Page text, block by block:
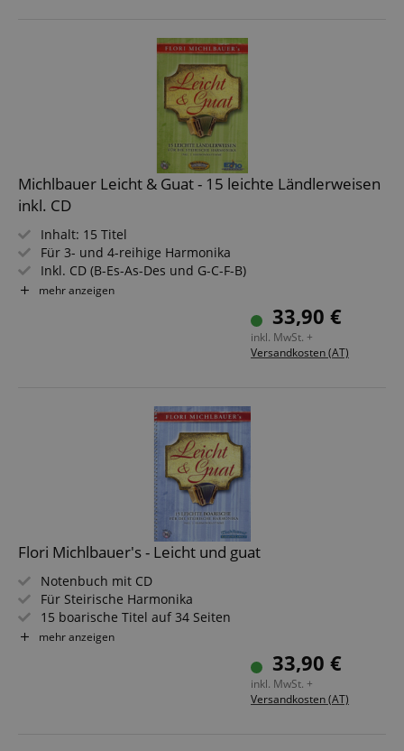
Michlbauer Leicht & Guat - 15 leichte Ländlerweisen
inkl. CD
Inhalt: 15 Titel
Für 3- und 4-reihige Harmonika
Inkl. CD (B-Es-As-Des und G-C-F-B)
Inkl. Zusatzstimme für 2. Harmonikaspieler
mehr anzeigen
33,90 €
inkl. MwSt. +
Versandkosten (AT)
Flori Michlbauer's - Leicht und guat
Notenbuch mit CD
Für Steirische Harmonika
15 boarische Titel auf 34 Seiten
Schwierigkeitsgrad: leicht
mehr anzeigen
33,90 €
inkl. MwSt. +
Versandkosten (AT)